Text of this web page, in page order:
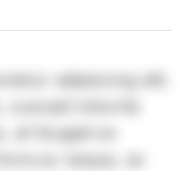
adipiscing elit.
lobortis
at feugiat ex
neque, ac